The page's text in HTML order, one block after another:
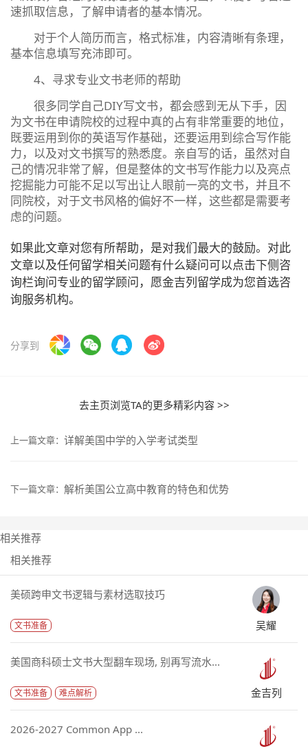
速抓取信息，了解申请者的基本情况。
对于个人简历而言，格式标准，内容清晰有条理，
基本信息填写充沛即可。
4、寻求专业文书老师的帮助
很多同学自己DIY写文书，都会感到无从下手，因
为文书在申请院校的过程中真的占有非常重要的地位，
既要运用到你的英语写作基础，还要运用到综合写作能
力，以及对文书撰写的熟悉度。亲自写的话，虽然对自
己的情况非常了解，但是整体的文书写作能力以及亮点
挖掘能力可能不足以写出让人眼前一亮的文书，并且不
同院校，对于文书风格的偏好不一样，这些都是需要考
虑的问题。
如果此文章对您有所帮助，是对我们最大的鼓励。对此
文章以及任何留学相关问题有什么疑问可以点击下侧咨
询栏询问专业的留学顾问，愿金吉列留学成为您首选咨
询服务机构。
分享到
去主页浏览TA的更多精彩内容 >>
上一篇文章： 详解美国中学的入学考试类型
下一篇文章： 解析美国公立高中教育的特色和优势
相关推荐
相关推荐
美硕跨申文书逻辑与素材选取技巧
文书准备 吴耀
美国商科硕士文书大型翻车现场, 别再写流水...
文书准备 难点解析 金吉列
2026-2027 Common App ...